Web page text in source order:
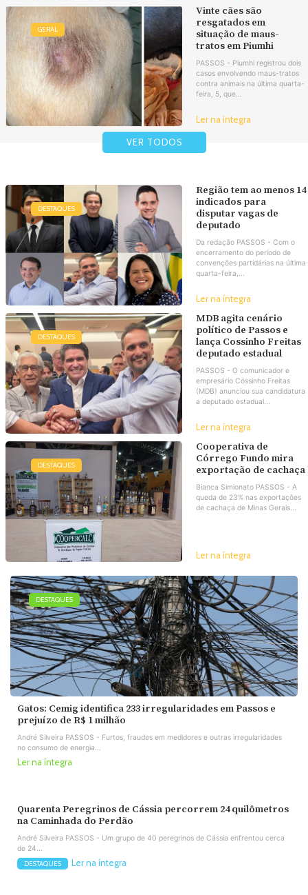
GERAL
Vinte cães são
resgatados em
situação de maus-
tratos em Piumhi
PASSOS - Piumhi registrou dois
casos envolvendo maus-tratos
contra animais na última quarta-
feira, 5, que...
Ler na íntegra
VER TODOS
DESTAQUES
Região tem ao menos 14
indicados para
disputar vagas de
deputado
Da redação PASSOS - Com o
encerramento do período de
convenções partidárias na última
quarta-feira,...
Ler na íntegra
DESTAQUES
MDB agita cenário
político de Passos e
lança Cossinho Freitas
deputado estadual
PASSOS - O comunicador e
empresário Cóssinho Freitas
(MDB) anunciou sua candidatura
a deputado estadual...
Ler na íntegra
DESTAQUES
Cooperativa de
Córrego Fundo mira
exportação de cachaça
Bianca Simionato PASSOS - A
queda de 23% nas exportações
de cachaça de Minas Gerais...
Ler na íntegra
DESTAQUES
Gatos: Cemig identifica 233 irregularidades em Passos e
prejuízo de R$ 1 milhão
André Silveira PASSOS - Furtos, fraudes em medidores e outras irregularidades
no consumo de energia...
Ler na íntegra
Quarenta Peregrinos de Cássia percorrem 24 quilômetros
na Caminhada do Perdão
André Silveira PASSOS - Um grupo de 40 peregrinos de Cássia enfrentou cerca
de 24...
DESTAQUES Ler na íntegra